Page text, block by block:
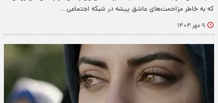
که به خاطر مزاحمت‌های عاشق پیشه در شبکه اجتماعی…
۹ مهر ۱۴۰۴